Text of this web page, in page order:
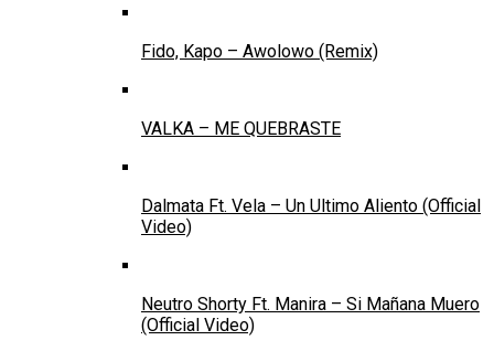
Fido, Kapo – Awolowo (Remix)
VALKA – ME QUEBRASTE
Dalmata Ft. Vela – Un Ultimo Aliento (Official
Video)
Neutro Shorty Ft. Manira – Si Mañana Muero
(Official Video)